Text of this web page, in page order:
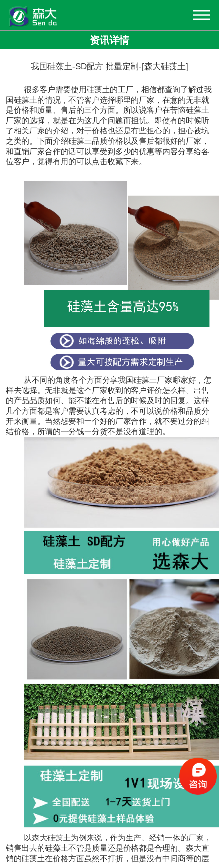
资讯详情
我国硅藻土-SD配方 批量定制-[森大硅藻土]
很多客户需要使用硅藻土的工厂，相信都查询了解过我
国硅藻土的情况， 不管客户选择哪里的厂家，在意的无非就
是价格和质量、售后的三个方面。所以说客户在苦恼硅藻土
厂家的选择，就是在为这几个问题而担忧。即使有的时候听
了相关厂家的介绍，对于价格也还是有些担心的，担心被坑
之类的。下面介绍硅藻土品质价格以及售后都很好的厂家，
和直销厂家合作的话可以享受到多少的优惠等内容分享给各
位客户，觉得有用的可以点击收藏下来。
从不同的角度各个方面分享我国硅藻土厂家哪家好，怎
样去选择。无非就是这个厂家收到的客户评价怎么样、出售
的产品品质如何、能不能在有售后的时候及时的回复。这样
几个方面都是客户需要认真考虑的，不可以说价格和品质分
开来衡量。当然想要和一个好的厂家合作，就不要过分的纠
结价格，所谓的一分钱一分货不是没有道理的。
以森大硅藻土为例来说，作为生产、经销一体的厂家，
销售出去的硅藻土不管是质量还是价格都是合理的。森大直
销的硅藻土在价格方面虽然不打折，但是没有中间商等的层